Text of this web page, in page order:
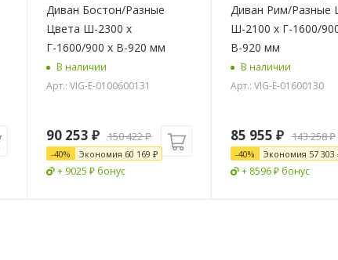
Диван Бостон/Разные
Цвета Ш-2300 х
Г-1600/900 х В-920 мм
В наличии
Арт.: VIG-E-0100600131
90 253 ₽ 150 422₽
-40% Экономия 60 169 ₽
+ 9025 ₽ бонус
Диван Рим/Разные
Ш-2100 х Г-1600/
В-920 мм
В наличии
Арт.: VIG-E-01600130
85 955 ₽ 143 258₽
-40% Экономия 57 303
+ 8596 ₽ бонус